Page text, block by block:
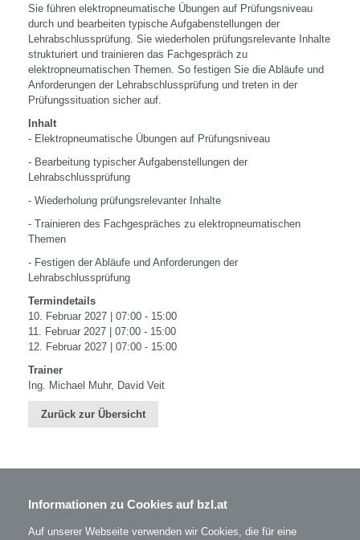
Sie führen elektropneumatische Übungen auf Prüfungsniveau
durch und bearbeiten typische Aufgabenstellungen der
Lehrabschlussprüfung. Sie wiederholen prüfungsrelevante Inhalte
strukturiert und trainieren das Fachgespräch zu
elektropneumatischen Themen. So festigen Sie die Abläufe und
Anforderungen der Lehrabschlussprüfung und treten in der
Prüfungssituation sicher auf.
Inhalt
- Elektropneumatische Übungen auf Prüfungsniveau
- Bearbeitung typischer Aufgabenstellungen der
Lehrabschlussprüfung
- Wiederholung prüfungsrelevanter Inhalte
- Trainieren des Fachgespräches zu elektropneumatischen
Themen
- Festigen der Abläufe und Anforderungen der
Lehrabschlussprüfung
Termindetails
10. Februar 2027 | 07:00 - 15:00
11. Februar 2027 | 07:00 - 15:00
12. Februar 2027 | 07:00 - 15:00
Trainer
Ing. Michael Muhr, David Veit
Zurück zur Übersicht
BZL - Bildungszentrum Lenzing GmbH
A-4860 Lenzing
Informationen zu Cookies auf bzl.at
Auf unserer Webseite verwenden wir Cookies, die für eine